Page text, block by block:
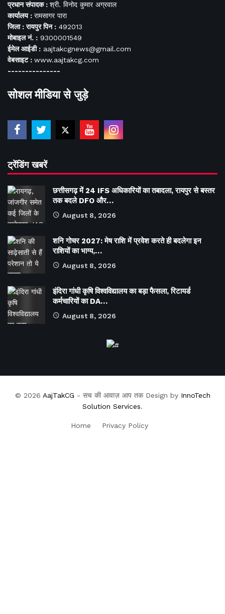
प्रधान संपादक : श्री. विनोद कुमार अग्रवाल
कार्यालय : रामसागर पारा
जिला : रायपुर पिन : 492013
मोबाइल नं. : 9300001549
ईमेल आईडी : aajtakcgnews@gmail.com
वेबसाइट : www.aajtakcg.com
---------------
सोशल मीडिया से जुड़े
ट्रेंडिंग खबरें
छत्तीसगढ़ में 24 IFS अधिकारियों का तबादला, रायपुर से बस्तर
तक बदले DFO और…
August 8, 2026
शनि गोचर 2027: मेष राशि में प्रवेश करते ही बदलेगा इन
राशियों का भाग्य,…
August 8, 2026
इंदिरा गांधी कृषि विश्वविद्यालय का बड़ा फैसला, रिटायर्ड
कर्मचारियों का DA…
August 8, 2026
© 2026 AajTakCG - सच की आवाज़ आप तक Design by InnoTech
Solution Services.
Home Privacy Policy